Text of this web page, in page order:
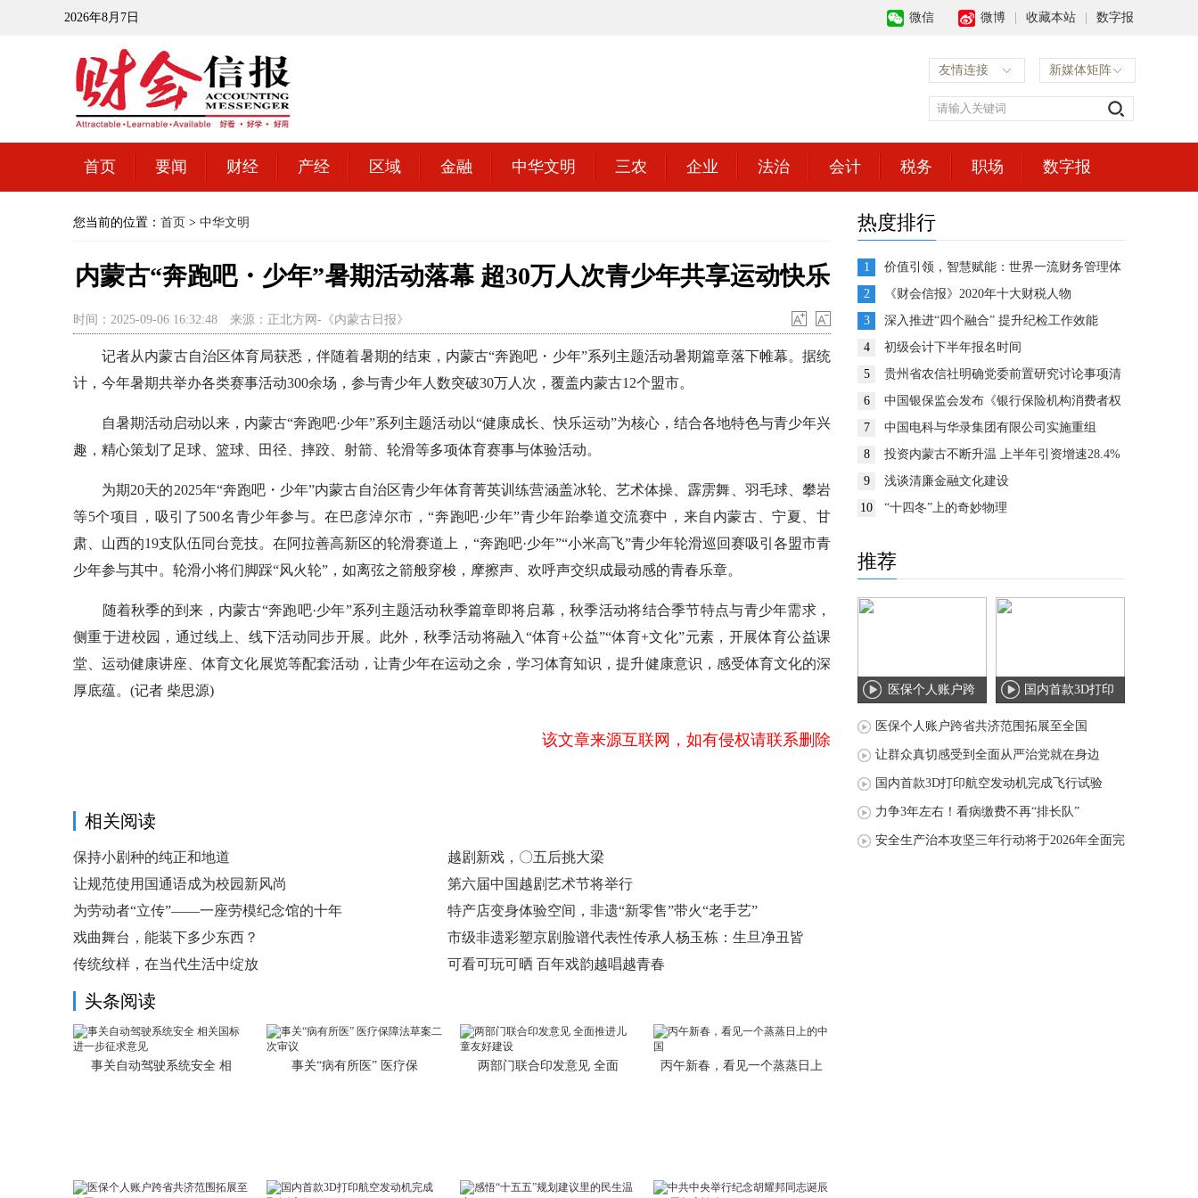
2026年8月7日 微信 微博 收藏本站 数字报
友情连接 新媒体矩阵
首页 要闻 财经 产经 区域 金融 中华文明 三农 企业 法治 会计 税务 职场 数字报
您当前的位置： 首页 > 中华文明
内蒙古“奔跑吧・少年”暑期活动落幕 超30万人次青少年共享运动快乐
时间：2025-09-06 16:32:48 来源：正北方网-《内蒙古日报》
记者从内蒙古自治区体育局获悉，伴随着暑期的结束，内蒙古“奔跑吧・少年”系列主题活动暑期篇章落下帷幕。据统
计，今年暑期共举办各类赛事活动300余场，参与青少年人数突破30万人次，覆盖内蒙古12个盟市。
自暑期活动启动以来，内蒙古“奔跑吧·少年”系列主题活动以“健康成长、快乐运动”为核心，结合各地特色与青少年兴
趣，精心策划了足球、篮球、田径、摔跤、射箭、轮滑等多项体育赛事与体验活动。
为期20天的2025年“奔跑吧・少年”内蒙古自治区青少年体育菁英训练营涵盖冰轮、艺术体操、霹雳舞、羽毛球、攀岩
等5个项目，吸引了500名青少年参与。在巴彦淖尔市，“奔跑吧·少年”青少年跆拳道交流赛中，来自内蒙古、宁夏、甘
肃、山西的19支队伍同台竞技。在阿拉善高新区的轮滑赛道上，“奔跑吧·少年”“小米高飞”青少年轮滑巡回赛吸引各盟市青
少年参与其中。轮滑小将们脚踩“风火轮”，如离弦之箭般穿梭，摩擦声、欢呼声交织成最动感的青春乐章。
随着秋季的到来，内蒙古“奔跑吧·少年”系列主题活动秋季篇章即将启幕，秋季活动将结合季节特点与青少年需求，
侧重于进校园，通过线上、线下活动同步开展。此外，秋季活动将融入“体育+公益”“体育+文化”元素，开展体育公益课
堂、运动健康讲座、体育文化展览等配套活动，让青少年在运动之余，学习体育知识，提升健康意识，感受体育文化的深
厚底蕴。(记者 柴思源)
该文章来源互联网，如有侵权请联系删除
相关阅读
保持小剧种的纯正和地道
越剧新戏，〇五后挑大梁
让规范使用国通语成为校园新风尚
第六届中国越剧艺术节将举行
为劳动者“立传”——一座劳模纪念馆的十年
特产店变身体验空间，非遗“新零售”带火“老手艺”
戏曲舞台，能装下多少东西？
市级非遗彩塑京剧脸谱代表性传承人杨玉栋：生旦净丑皆
芳
传统纹样，在当代生活中绽放 可看可玩可晒 百年戏韵越唱越青春
头条阅读
事关自动驾驶系统安全 相 事关“病有所医” 医疗保 两部门联合印发意见 全面 丙午新春，看见一个蒸蒸日上
热度排行
1
价值引领，智慧赋能：世界一流财务管理体
系建设的思考与展望
2
《财会信报》2020年十大财税人物
3
深入推进“四个融合” 提升纪检工作效能
4
初级会计下半年报名时间
5
贵州省农信社明确党委前置研究讨论事项清
单推动企业决策高效运转
6
中国银保监会发布《银行保险机构消费者权
益保护监管评价办法》
7
中国电科与华录集团有限公司实施重组
8
投资内蒙古不断升温 上半年引资增速28.4%
9
浅谈清廉金融文化建设
10
“十四冬”上的奇妙物理
推荐
医保个人账户跨
省共济范围拓展
国内首款3D打印
航空发动机完成
医保个人账户跨省共济范围拓展至全国
让群众真切感受到全面从严治党就在身边
国内首款3D打印航空发动机完成飞行试验
力争3年左右！看病缴费不再“排长队”
安全生产治本攻坚三年行动将于2026年全面完